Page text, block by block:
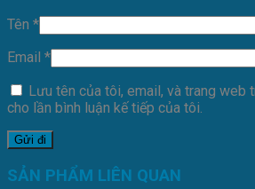
Tên *
Email *
Lưu tên của tôi, email, và trang web
cho lần bình luận kế tiếp của tôi.
SẢN PHẨM LIÊN QUAN